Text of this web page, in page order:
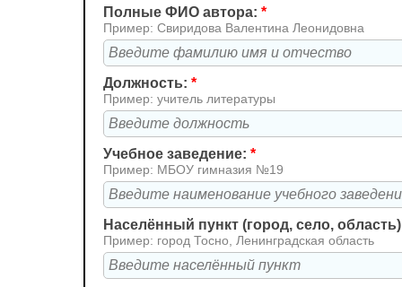
Полные ФИО автора: *
Пример: Свиридова Валентина Леонидовна
Должность: *
Пример: учитель литературы
Учебное заведение: *
Пример: МБОУ гимназия №19
Населённый пункт (город, село,
Пример: город Тосно, Ленинградская область